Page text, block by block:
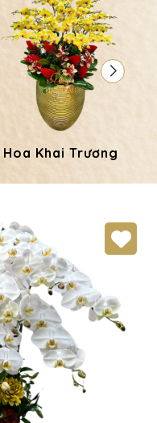
Hoa Khai Trương